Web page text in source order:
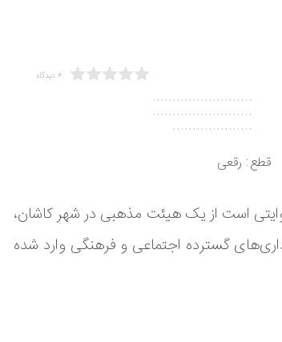
6 دیدگاه
.........................
.........................
....................
قطع رقعی
است از یک هیئت مذهبی در شهر کاشان،
گسترده اجتماعی و فرهنگی وارد شده